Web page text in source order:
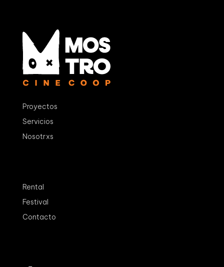
Proyectos
Servicios
Nosotrxs
Rental
Festival
Contacto